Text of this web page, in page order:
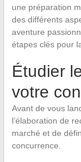
une préparation
des différents
aventure
étapes clés pour
Étudier
votre
Avant de vous
l’élaboration de
marché et de
concurrence.